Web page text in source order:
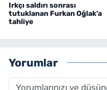
Irkçı saldırı sonrası
tutuklanan Furkan Oğlak’a
tahliye
Yorumlar